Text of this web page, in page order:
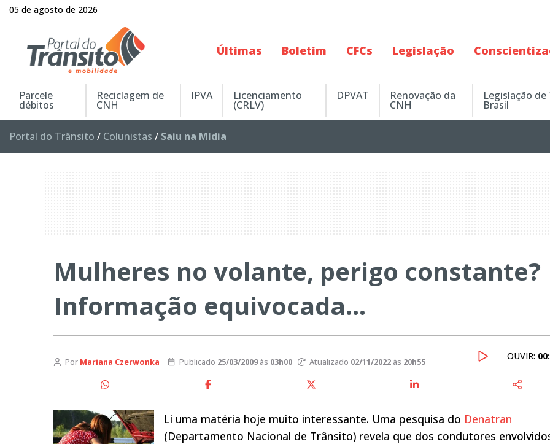
05 de agosto de 2026
Últimas Boletim CFCs Legislação
Parcele
débitos
Reciclagem de
CNH
IPVA Licenciamento
(CRLV)
DPVAT Renovação da
CNH
Legislação
Brasil
Portal do Trânsito / Colunistas / Saiu na Mídia
Mulheres no volante, perigo constante?
Informação equivocada…
Por Mariana Czerwonka Publicado 25/03/2009às 03h00 Atualizado 02/11/2022 às 20h55 OUVIR:
Li uma matéria hoje muito interessante. Uma pesquisa do Denatran
(Departamento Nacional de Trânsito) revela que dos condutores